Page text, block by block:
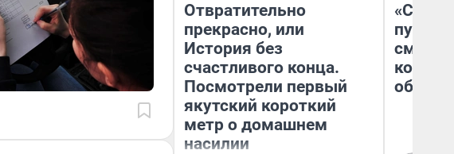
Отвратительно
прекрасно, или
История без
счастливого конца.
Посмотрели первый
якутский короткий
метр о домашнем
насилии